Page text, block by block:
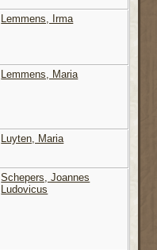
Lemmens, Irma
Lemmens, Maria
Luyten, Maria
Schepers, Joannes
Ludovicus